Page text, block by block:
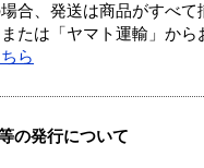
合、発送は商品がすべて
たは「ヤマト運輸」から
ら
の発行について